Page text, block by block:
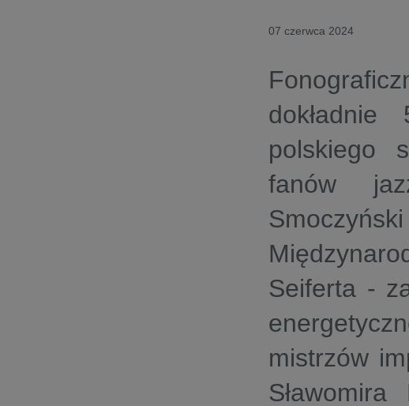
07 czerwca 2024
polskiego
fanów
Seiferta -
mistrzów